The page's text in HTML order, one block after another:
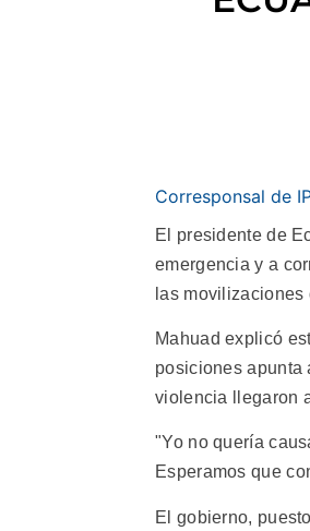
Corresponsal de
El presidente de
emergencia y a
las movilizaciones
Mahuad explicó
posiciones apunta
violencia llegaron
"Yo no quería
Esperamos que
El gobierno,